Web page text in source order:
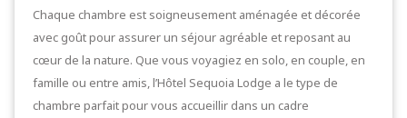
Chaque chambre est soigneusement aménagée et décorée
avec goût pour assurer un séjour agréable et reposant au
cœur de la nature. Que vous voyagiez en solo, en couple, en
famille ou entre amis, l’Hôtel Sequoia Lodge a le type de
chambre parfait pour vous accueillir dans un cadre